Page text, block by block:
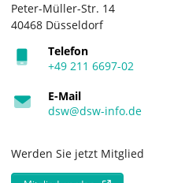
Peter-Müller-Str. 14
40468 Düsseldorf
Telefon
+49 211 6697-02
E-Mail
dsw@dsw-info.de
Werden Sie jetzt Mitglied